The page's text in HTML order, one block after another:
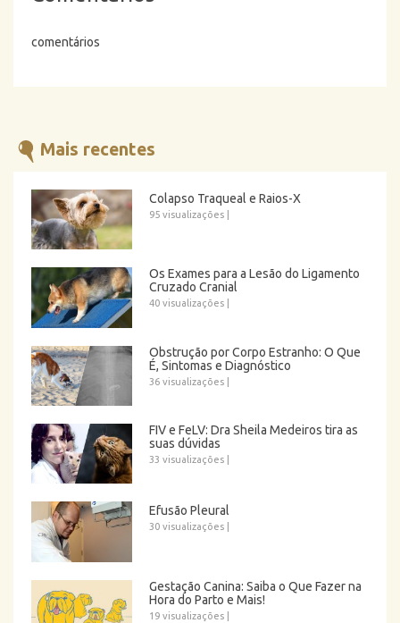
comentários
Mais recentes
Colapso Traqueal e Raios-X
95 visualizações
Os Exames para a Lesão do Ligamento
Cruzado Cranial
40 visualizações
Obstrução por Corpo Estranho: O Que
É, Sintomas e Diagnóstico
36 visualizações
FIV e FeLV: Dra Sheila Medeiros tira as
suas dúvidas
33 visualizações
Efusão Pleural
30 visualizações
Gestação Canina: Saiba o Que Fazer na
Hora do Parto e Mais!
19 visualizações